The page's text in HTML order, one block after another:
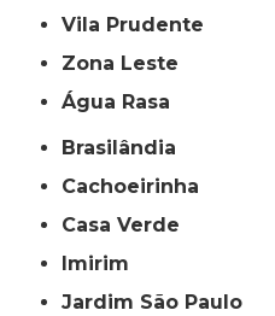
Vila Prudente
Zona Leste
Água Rasa
Brasilândia
Cachoeirinha
Casa Verde
Imirim
Jardim São Paulo